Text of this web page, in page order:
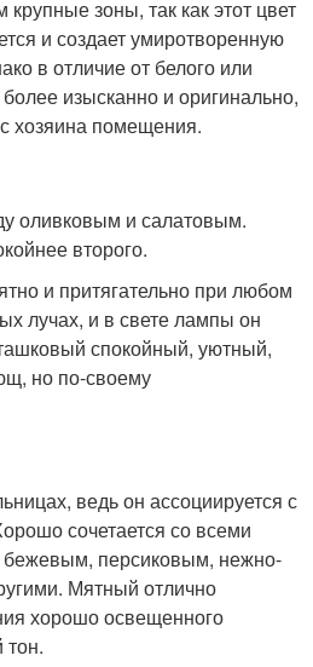
зоны, так как этот цвет
и создает умиротворенную
в отличие от белого или
изысканно и оригинально,
хозяина помещения.
оливковым и салатовым.
второго.
и притягательно при любом
лучах, и в свете лампы он
спокойный, уютный,
но по-своему
ведь он ассоциируется с
сочетается со всеми
бежевым, персиковым, нежно-
Мятный отлично
хорошо освещенного